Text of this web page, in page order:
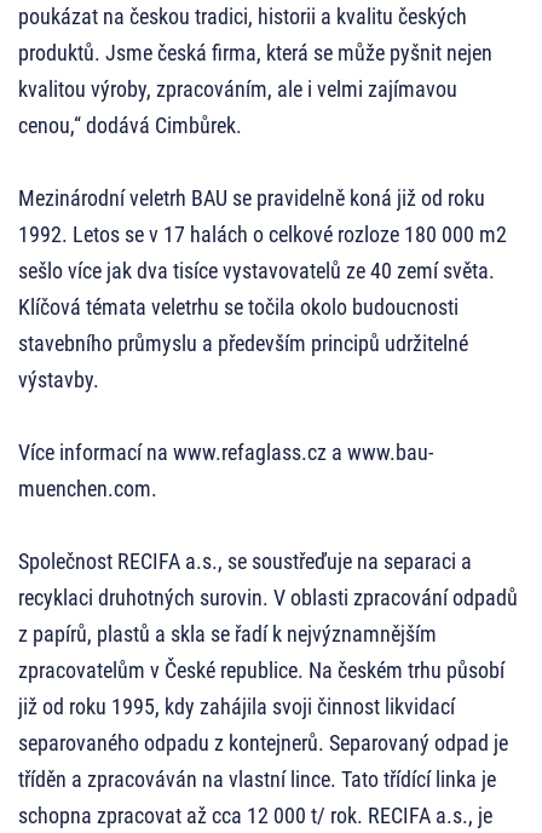
poukázat na českou tradici, historii a kvalitu českých
produktů. Jsme česká firma, která se může pyšnit nejen
kvalitou výroby, zpracováním, ale i velmi zajímavou
cenou,“ dodává Cimbůrek.
Mezinárodní veletrh BAU se pravidelně koná již od roku
1992. Letos se v 17 halách o celkové rozloze 180 000 m2
sešlo více jak dva tisíce vystavovatelů ze 40 zemí světa.
Klíčová témata veletrhu se točila okolo budoucnosti
stavebního průmyslu a především principů udržitelné
výstavby.
Více informací na www.refaglass.cz a www.bau-
muenchen.com.
Společnost RECIFA a.s., se soustřeďuje na separaci a
recyklaci druhotných surovin. V oblasti zpracování odpadů
z papírů, plastů a skla se řadí k nejvýznamnějším
zpracovatelům v České republice. Na českém trhu působí
již od roku 1995, kdy zahájila svoji činnost likvidací
separovaného odpadu z kontejnerů. Separovaný odpad je
tříděn a zpracováván na vlastní lince. Tato třídící linka je
schopna zpracovat až cca 12 000 t/ rok. RECIFA a.s., je